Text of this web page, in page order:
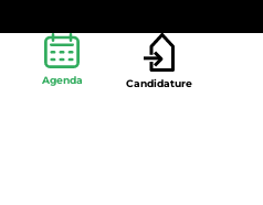
Agenda Candidature